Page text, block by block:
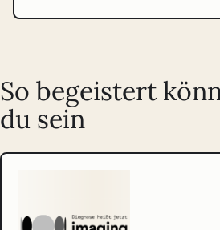
So begeistert
du sein